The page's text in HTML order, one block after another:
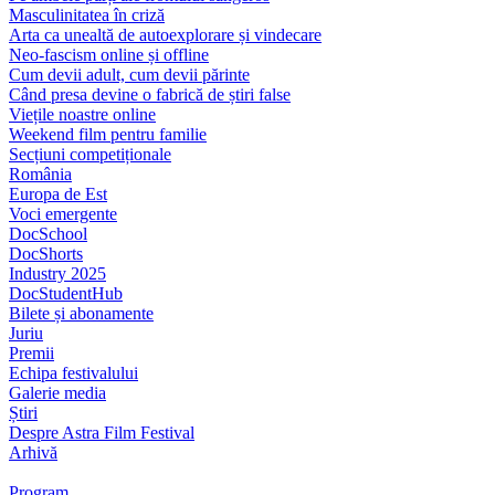
Masculinitatea în criză
Arta ca unealtă de autoexplorare și vindecare
Neo-fascism online și offline
Cum devii adult, cum devii părinte
Când presa devine o fabrică de știri false
Viețile noastre online
Weekend film pentru familie
Secțiuni competiționale
România
Europa de Est
Voci emergente
DocSchool
DocShorts
Industry 2025
DocStudentHub
Bilete și abonamente
Juriu
Premii
Echipa festivalului
Galerie media
Știri
Despre Astra Film Festival
Arhivă